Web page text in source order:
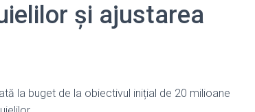
și ajustarea
la buget de la obiectivul inițial de 20 milioane